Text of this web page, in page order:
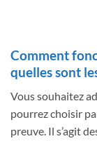
Comment
quelles sont
Vous souhaitez
pourrez choisir
preuve. Il s’agit